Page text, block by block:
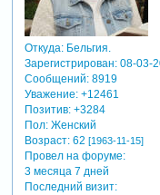
Откуда:Бельгия.
Зарегистрирован: 08-03-
Сообщений:8919
Уважение: +12461
Позитив: +3284
Пол:Женский
Возраст:62 [1963-11-15]
Провел на форуме:
3 месяца 7 дней
Последний визит: